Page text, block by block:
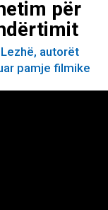
për
autorët
pamje filmike